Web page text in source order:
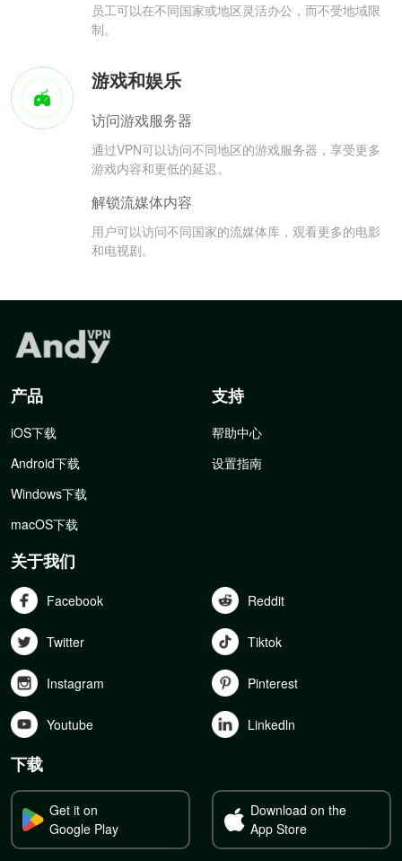
员工可以在不同国家或地区灵活办公，而不受地域限
制。
游戏和娱乐
访问游戏服务器
通过VPN可以访问不同地区的游戏服务器，享受更多
游戏内容和更低的延迟。
解锁流媒体内容
用户可以访问不同国家的流媒体库，观看更多的电影
和电视剧。
产品
iOS下载
Android下载
Windows下载
macOS下载
支持
帮助中心
设置指南
关于我们
Facebook Reddit
Twitter Tiktok
Instagram Pinterest
Youtube Linkedln
下载
Get it on
Google Play
Download on the
App Store